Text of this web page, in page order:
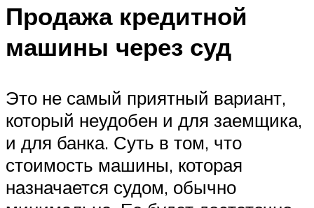
Продажа кредитной
машины через суд
Это не самый приятный вариант,
который неудобен и для заемщика,
и для банка. Суть в том, что
стоимость машины, которая
назначается судом, обычно